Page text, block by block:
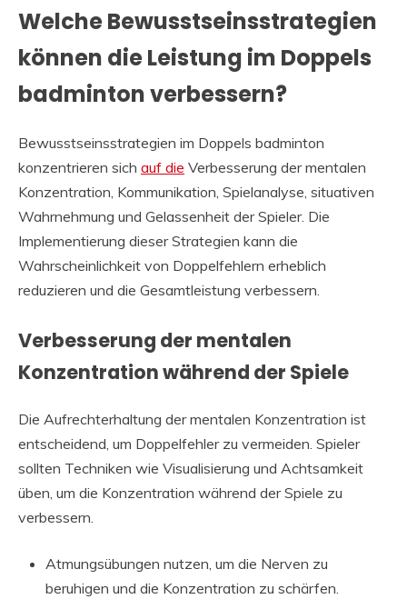
Welche Bewusstseinsstrategien
können die Leistung im Doppels
badminton verbessern?
Bewusstseinsstrategien im Doppels badminton
konzentrieren sich auf die Verbesserung der mentalen
Konzentration, Kommunikation, Spielanalyse, situativen
Wahrnehmung und Gelassenheit der Spieler. Die
Implementierung dieser Strategien kann die
Wahrscheinlichkeit von Doppelfehlern erheblich
reduzieren und die Gesamtleistung verbessern.
Verbesserung der mentalen
Konzentration während der Spiele
Die Aufrechterhaltung der mentalen Konzentration ist
entscheidend, um Doppelfehler zu vermeiden. Spieler
sollten Techniken wie Visualisierung und Achtsamkeit
üben, um die Konzentration während der Spiele zu
verbessern.
Atmungsübungen nutzen, um die Nerven zu
beruhigen und die Konzentration zu schärfen.